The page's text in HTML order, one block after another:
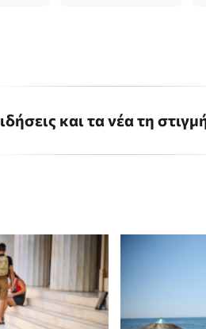
και τα νέα τη